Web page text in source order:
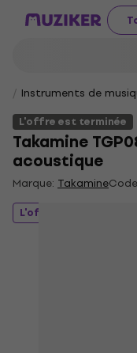
Instruments de
L'offre est terminée
Takamine
acoustique
Marque: Takamine
L'offre est terminée